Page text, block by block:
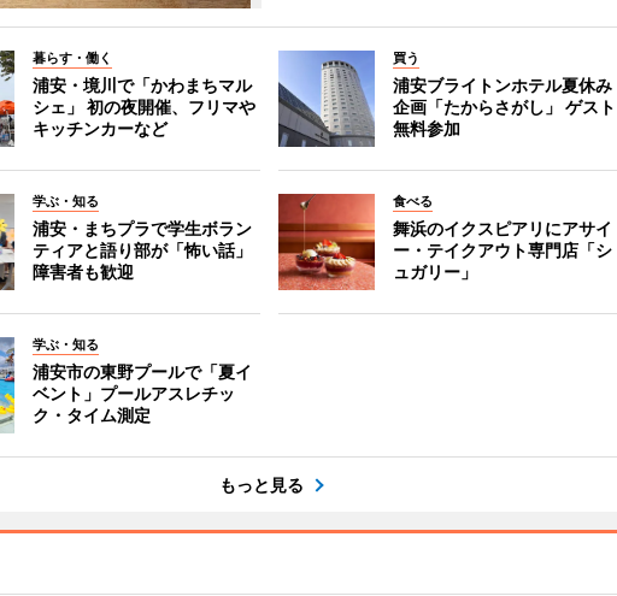
暮らす・働く
浦安・境川で「かわまちマル
シェ」 初の夜開催、フリマや
キッチンカーなど
買う
浦安ブライトンホテル夏休み
企画「たからさがし」 ゲスト
無料参加
学ぶ・知る
浦安・まちプラで学生ボラン
ティアと語り部が「怖い話」
障害者も歓迎
食べる
舞浜のイクスピアリにアサイ
ー・テイクアウト専門店「シ
ュガリー」
学ぶ・知る
浦安市の東野プールで「夏イ
ベント」プールアスレチッ
ク・タイム測定
もっと見る